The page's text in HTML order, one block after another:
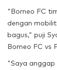
"Borneo FC
dengan
bagus," puji
Borneo FC vs
"Saya anggap